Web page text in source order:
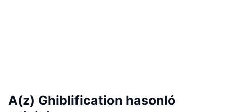
A(z) Ghiblification hasonló